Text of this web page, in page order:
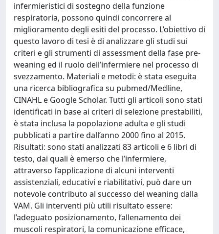
infermieristici di sostegno della funzione
respiratoria, possono quindi concorrere al
miglioramento degli esiti del processo. L’obiettivo di
questo lavoro di tesi è di analizzare gli studi sui
criteri e gli strumenti di assessment della fase pre-
weaning ed il ruolo dell’infermiere nel processo di
svezzamento. Materiali e metodi: è stata eseguita
una ricerca bibliografica su pubmed/Medline,
CINAHL e Google Scholar. Tutti gli articoli sono stati
identificati in base ai criteri di selezione prestabiliti,
è stata inclusa la popolazione adulta e gli studi
pubblicati a partire dall’anno 2000 fino al 2015.
Risultati: sono stati analizzati 83 articoli e 6 libri di
testo, dai quali è emerso che l’infermiere,
attraverso l’applicazione di alcuni interventi
assistenziali, educativi e riabilitativi, può dare un
notevole contributo al successo del weaning dalla
VAM. Gli interventi più utili risultato essere:
l’adeguato posizionamento, l’allenamento dei
muscoli respiratori, la comunicazione efficace,